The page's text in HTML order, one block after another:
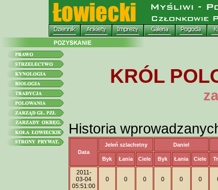
KRÓL
Historia
Data
Jeleń szlachetny Daniel
Byk Łania Ciele Byk Łania Ciele
2011-
03-04
05:51:00
0 0 0 0 0 0